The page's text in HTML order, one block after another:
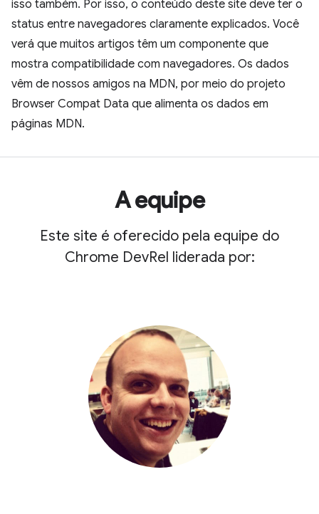
isso também. Por isso, o conteúdo deste site deve ter o
status entre navegadores claramente explicados. Você
verá que muitos artigos têm um componente que
mostra compatibilidade com navegadores. Os dados
vêm de nossos amigos na MDN, por meio do projeto
Browser Compat Data que alimenta os dados em
páginas MDN.
A equipe
Este site é oferecido pela equipe do
Chrome DevRel liderada por: